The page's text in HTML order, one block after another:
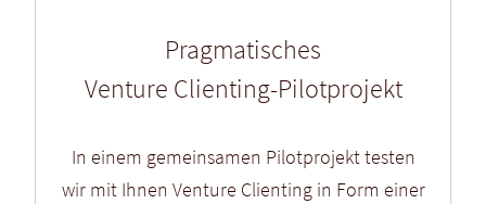
Pragmatisches
Venture Clienting-Pilotprojekt
In einem gemeinsamen Pilotprojekt testen
wir mit Ihnen Venture Clienting in Form einer